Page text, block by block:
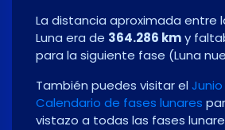
La distancia aproximada entre
Luna era de 364.286 kmy
para la siguiente fase (Luna
También puedes visitar el Junio
Calendario de fases lunares
vistazo a todas las fases